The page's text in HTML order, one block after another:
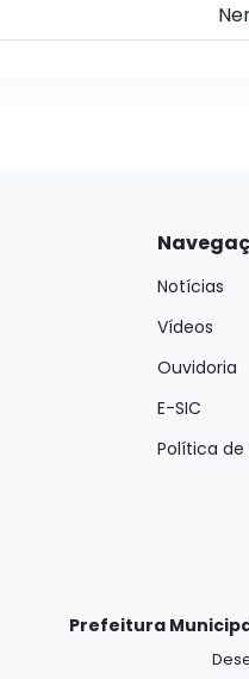
Notícias
Vídeos
Ouvidoria
E-SIC
Política de
Prefeitura